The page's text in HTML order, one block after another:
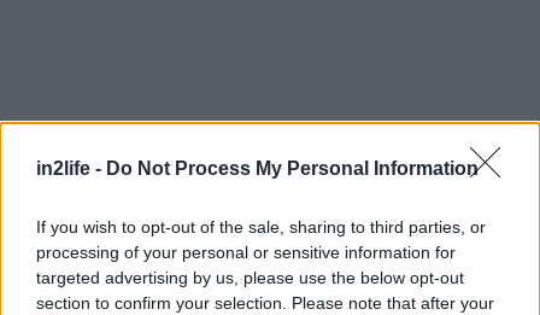
in2life - Do Not Process My Personal Information
If you wish to opt-out of the sale, sharing to third parties, or
processing of your personal or sensitive information for
targeted advertising by us, please use the below opt-out
section to confirm your selection. Please note that after your
Αναζήτηση
για...